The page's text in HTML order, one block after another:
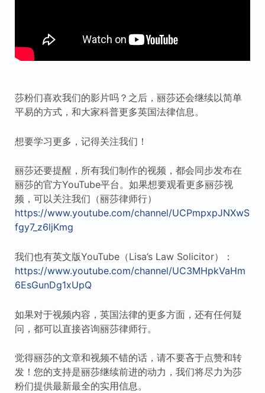
莎粉们喜欢我们的影片吗？之后，丽莎还会继续以简单
平易的方式，和大家科普更多英国法律信息。
想要学习更多，记得关注我们！
丽莎还要提醒，所有我们制作的视频，都会同步发布在
丽莎的官方YouTube平台。如果想要观看更多丽莎视
频，可以关注我们（丽莎律师行）
https://www.youtube.com/channel/UCPmpxpJNXwS
fgy7_z6ljKmg
我们也有英文版YouTube（Lisa’s Law Solicitor）：
https://www.youtube.com/channel/UC3MHpkVaHm
6EsGunDg1xUpQ
如果对于视频内容，英国法律的更多方面，还有任何疑
问，都可以直接咨询丽莎律师行。
觉得丽莎的文章和视频不错的话，请不要吝于点赞和转
发！您的支持是丽莎继续前进的动力，我们将尽力为莎
粉们提供最新最全的实用信息。